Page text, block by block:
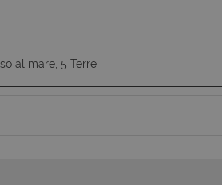
al mare, 5 Terre